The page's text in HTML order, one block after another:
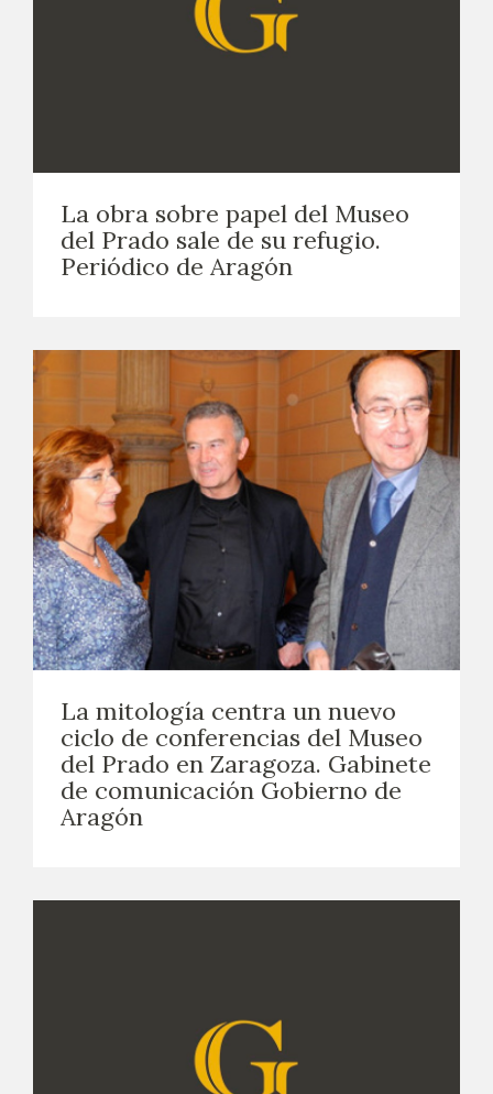
La obra sobre papel del Museo
del Prado sale de su refugio.
Periódico de Aragón
La mitología centra un nuevo
ciclo de conferencias del Museo
del Prado en Zaragoza. Gabinete
de comunicación Gobierno de
Aragón